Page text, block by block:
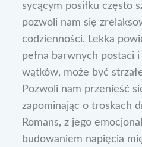
sycącym posiłku często
pozwoli nam się
codzienności. Lekka
pełna barwnych postaci
wątków, może być
Pozwoli nam przenieść
zapominając o troskach
Romans, z jego
budowaniem napięcia